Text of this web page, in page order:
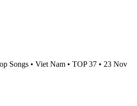
Songs • Viet Nam • TOP 37 • 23 Nov